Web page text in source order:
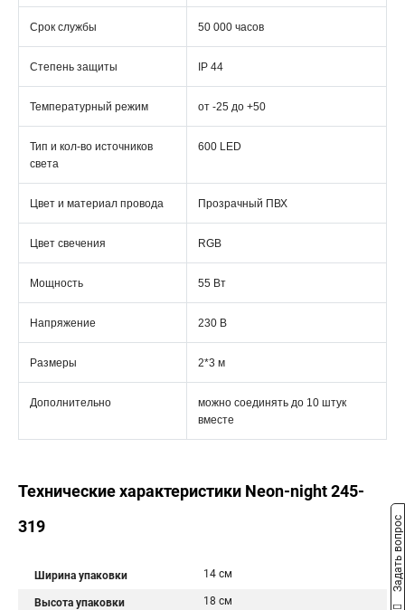
Срок службы 50 000 часов
Степень защиты IP 44
Температурный режим от -25 до +50
Тип и кол-во источников
света
600 LED
Цвет и материал провода Прозрачный ПВХ
Цвет свечения RGB
Мощность 55 Вт
Напряжение 230 В
Размеры 2*3 м
Дополнительно
можно соединять до 10 штук
вместе
Технические характеристики Neon-night 245-
319
Ширина упаковки 14 см
Высота упаковки 18 см
Задать вопрос